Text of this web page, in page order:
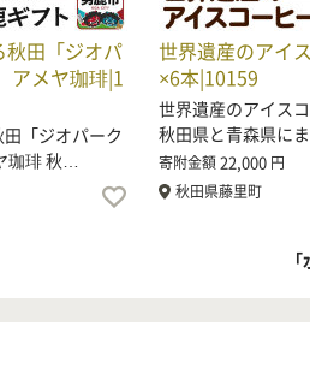
秋田「ジオパ
アメヤ珈琲|1
「ジオパーク
珈琲 秋…
世界遺産のアイ
×6本|10159
世界遺産のアイス
秋田県と青森県に
寄附金額22,000 円
秋田県藤里町